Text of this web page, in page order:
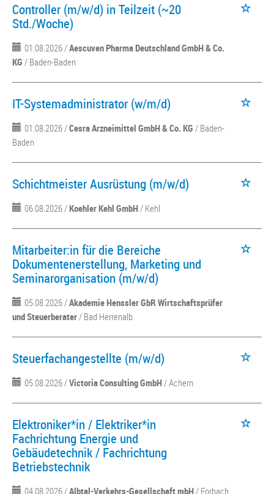
Controller (m/w/d) in Teilzeit (~20
Std./Woche)
01.08.2026 /Aescuven Pharma Deutschland GmbH & Co.
KG / Baden-Baden
IT-Systemadministrator (w/m/d)
01.08.2026 /Cesra Arzneimittel GmbH & Co. KG / Baden-
Baden
Schichtmeister Ausrüstung (m/w/d)
06.08.2026 /Koehler Kehl GmbH/ Kehl
Mitarbeiter:in für die Bereiche
Dokumentenerstellung, Marketing und
Seminarorganisation (m/w/d)
05.08.2026 /Akademie Henssler GbR Wirtschaftsprüfer
und Steuerberater/ Bad Herrenalb
Steuerfachangestellte (m/w/d)
05.08.2026 /Victoria Consulting GmbH/ Achern
Elektroniker*in / Elektriker*in
Fachrichtung Energie und
Gebäudetechnik / Fachrichtung
Betriebstechnik
04.08.2026 /Albtal-Verkehrs-Gesellschaft mbH/ Forbach